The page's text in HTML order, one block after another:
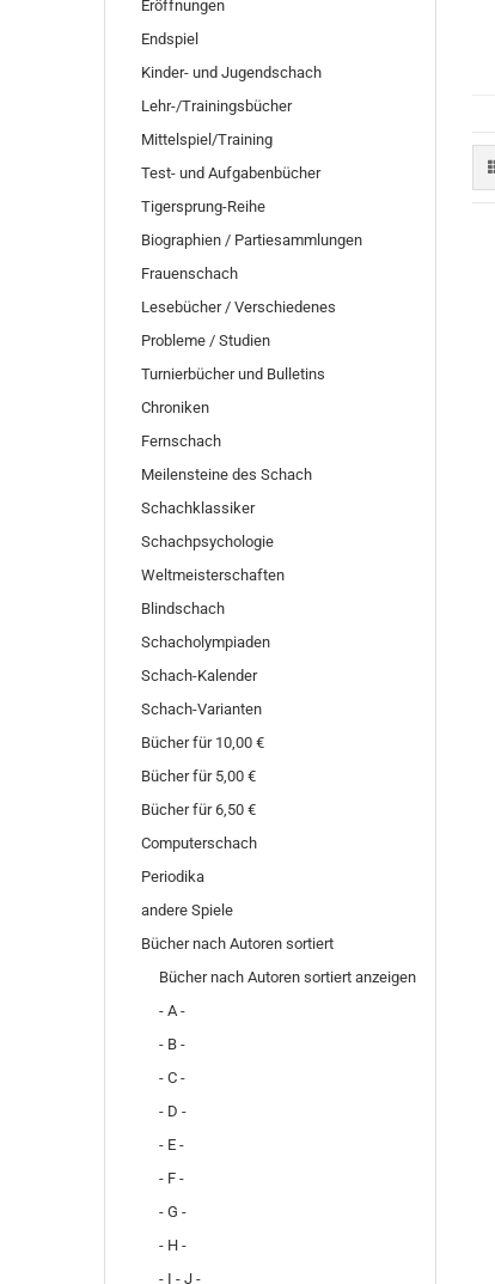
Eröffnungen
Endspiel
Kinder- und Jugendschach
Lehr-/Trainingsbücher
Mittelspiel/Training
Test- und Aufgabenbücher
Tigersprung-Reihe
Biographien / Partiesammlungen
Frauenschach
Lesebücher / Verschiedenes
Probleme / Studien
Turnierbücher und Bulletins
Chroniken
Fernschach
Meilensteine des Schach
Schachklassiker
Schachpsychologie
Weltmeisterschaften
Blindschach
Schacholympiaden
Schach-Kalender
Schach-Varianten
Bücher für 10,00 €
Bücher für 5,00 €
Bücher für 6,50 €
Computerschach
Periodika
andere Spiele
Bücher nach Autoren sortiert
Bücher nach Autoren sortiert anzeigen
- A -
- B -
- C -
- D -
- E -
- F -
- G -
- H -
- I - J -